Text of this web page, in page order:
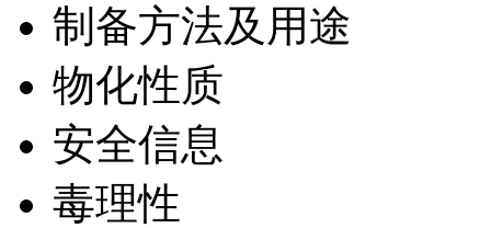
制备方法及用途
物化性质
安全信息
毒理性